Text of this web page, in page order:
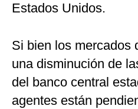
Estados Unidos.
Si bien los mercados
una disminución de
del banco central
agentes están